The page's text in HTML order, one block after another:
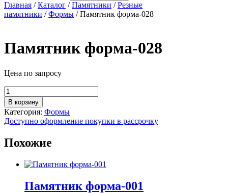
Главная /Каталог /Памятники /Резные
памятники /Формы / Памятник форма-028
Памятник форма-028
Цена по запросу
Количество
товара
Памятник
форма-028
В корзину
Категория: Формы
Доступно оформление покупки в рассрочку
Похожие
Памятник форма-001